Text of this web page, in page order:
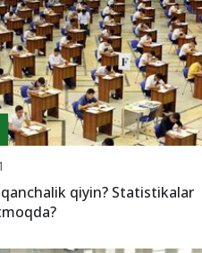
qiyin? Statistikalar